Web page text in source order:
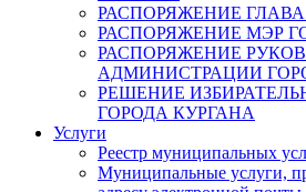
РАСПОРЯЖЕНИЕ
РАСПОРЯЖЕНИЕ МЭР
РАСПОРЯЖЕНИЕ
АДМИНИСТРАЦИИ
РЕШЕНИЕ
ГОРОДА КУРГАНА
Услуги
Реестр муниципальных
Муниципальные услуги,